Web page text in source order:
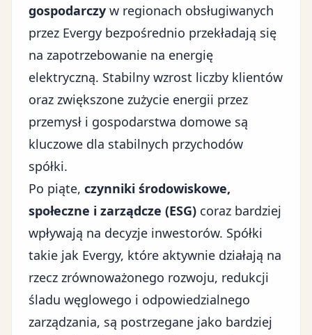
gospodarczy w regionach obsługiwanych
przez Evergy bezpośrednio przekładają się
na zapotrzebowanie na energię
elektryczną. Stabilny wzrost liczby klientów
oraz zwiększone zużycie energii przez
przemysł i gospodarstwa domowe są
kluczowe dla stabilnych przychodów
spółki.
Po piąte, czynniki środowiskowe,
społeczne i zarządcze (ESG) coraz bardziej
wpływają na decyzje inwestorów. Spółki
takie jak Evergy, które aktywnie działają na
rzecz zrównoważonego rozwoju, redukcji
śladu węglowego i odpowiedzialnego
zarządzania, są postrzegane jako bardziej